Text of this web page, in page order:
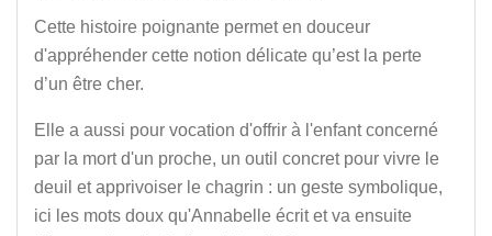
Cette histoire poignante permet en douceur
d'appréhender cette notion délicate qu’est la perte
d’un être cher.
Elle a aussi pour vocation d'offrir à l'enfant concerné
par la mort d'un proche, un outil concret pour vivre le
deuil et apprivoiser le chagrin : un geste symbolique,
ici les mots doux qu'Annabelle écrit et va ensuite